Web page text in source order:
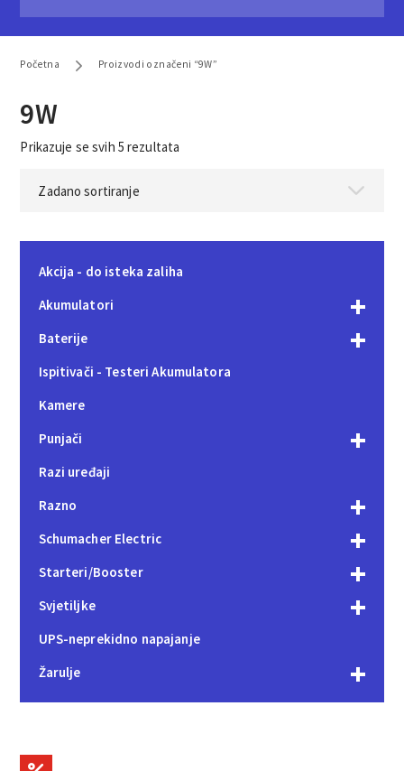
Početna Proizvodi označeni “9W”
9W
Prikazuje se svih 5 rezultata
Akcija - do isteka zaliha
Akumulatori
Baterije
Ispitivači - Testeri Akumulatora
Kamere
Punjači
Razi uređaji
Razno
Schumacher Electric
Starteri/Booster
Svjetiljke
UPS-neprekidno napajanje
Žarulje